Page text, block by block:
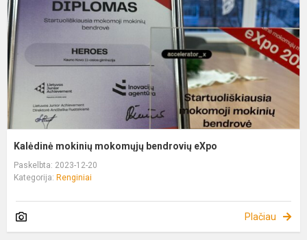
Kalėdinė mokinių mokomųjų bendrovių eXpo
Paskelbta: 2023-12-20
Kategorija: Renginiai
Plačiau